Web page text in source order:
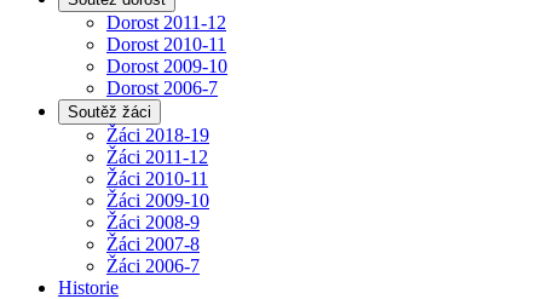
Dorost 2011-12
Dorost 2010-11
Dorost 2009-10
Dorost 2006-7
Soutěž žáci
Žáci 2018-19
Žáci 2011-12
Žáci 2010-11
Žáci 2009-10
Žáci 2008-9
Žáci 2007-8
Žáci 2006-7
Historie